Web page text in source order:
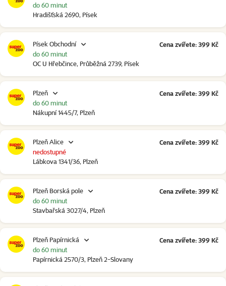
Hradišťská 2690, Písek
do 60 minut
Písek Obchodní
OC U Hřebčince, Průběžná 2739, Písek
do 60 minut
Cena zvířete: 399 Kč
Plzeň
Nákupní 1445/7, Plzeň
do 60 minut
Cena zvířete: 399 Kč
Plzeň Alice
Lábkova 1341/36, Plzeň
nedostupné
Cena zvířete: 399 Kč
Plzeň Borská pole
Stavbařská 3027/4, Plzeň
do 60 minut
Cena zvířete: 399 Kč
Plzeň Papírnická
Papírnická 2570/3, Plzeň 2-Slovany
do 60 minut
Cena zvířete: 399 Kč